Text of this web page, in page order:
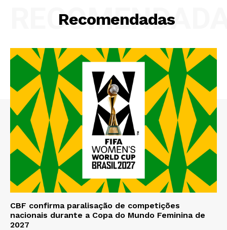
Recomendadas
CBF confirma paralisação de competições
nacionais durante a Copa do Mundo Feminina de
2027